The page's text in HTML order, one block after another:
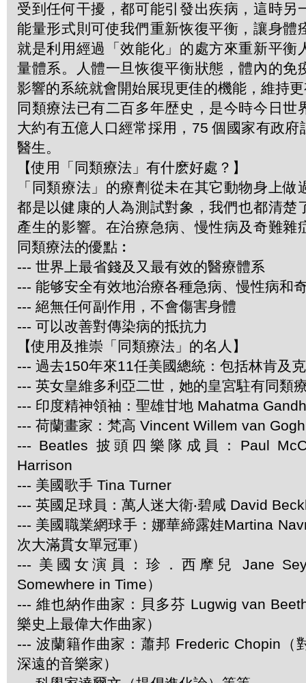
受到任何干擾，都可能引發出疾病，這時另
能量形式則可使我們重新恢復平衡，讓身體
就是利用經過「效能化」的處方來重新平衡
量體系。人體一旦恢復平衡狀態，體內的免
影響的系統就會開始展現更佳的機能，維持
同類療法已有二百多年歴史，是今時今日世
大約有五億人口經常採用，75 個國家有政府
醫生。
【使用「同類療法」有什麽好處？】
「同類療法」的療劑從未在其它動物身上做
都是以健康的人為測試對象，我們也都清楚
產生的影響。在治療急病、慢性病及奇難雜
同類療法的優點︰
--- 世界上最省錢及又最有效的醫療體系
--- 能够安全有效地治療各種急病、慢性病和
--- 絕無任何副作用，不會傷害身體
--- 可以改善對傳染病的抵抗力
【使用及推崇「同類療法」的名人】
--- 過去150年來11任美國總統：包括林肯及
--- 英女皇維多利亞二世，她的皇宮駐有同類
--- 印度精神領袖：聖雄甘地 Mahatma
--- 荷蘭畫家：梵高 Vincent Willem van Gogh
--- Beatles 披頭四樂隊成員：Paul
Harrison
--- 美國歌手 Tina Turner
--- 英國足球員：萬人迷大衛‧碧咸 David
--- 美國職業網球手：娜華締露娃Martina
次大滿貫女單冠軍）
--- 美國女演員：珍．西摩兒 Jane
Somewhere in Time）
--- 維也納作曲家：貝多芬 Lugwig van
樂史上最偉大作曲家）
--- 波蘭籍作曲家：蕭邦 Frederic Chopin（
深遠的音樂家）